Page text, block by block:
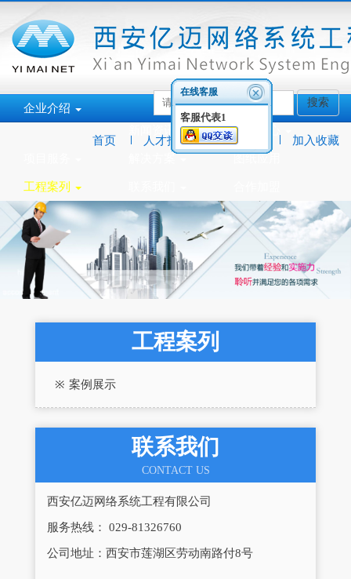
搜索
首页 人才招聘 在线留言 加入收藏
企业介绍
产品中心
工程案列
工程案列
案例展示
联系我们
CONTACT US
西安亿迈网络系统工程有限公司
服务热线： 029-81326760
公司地址：西安市莲湖区劳动南路付8号
在线客服
客服代表1